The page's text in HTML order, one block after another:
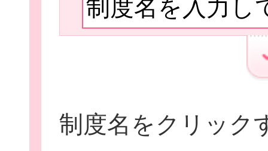
子ども向けボ
制度名をクリック